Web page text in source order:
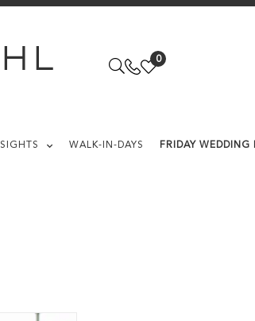
0
WALK-IN-DAYS FRIDAY WEDDING